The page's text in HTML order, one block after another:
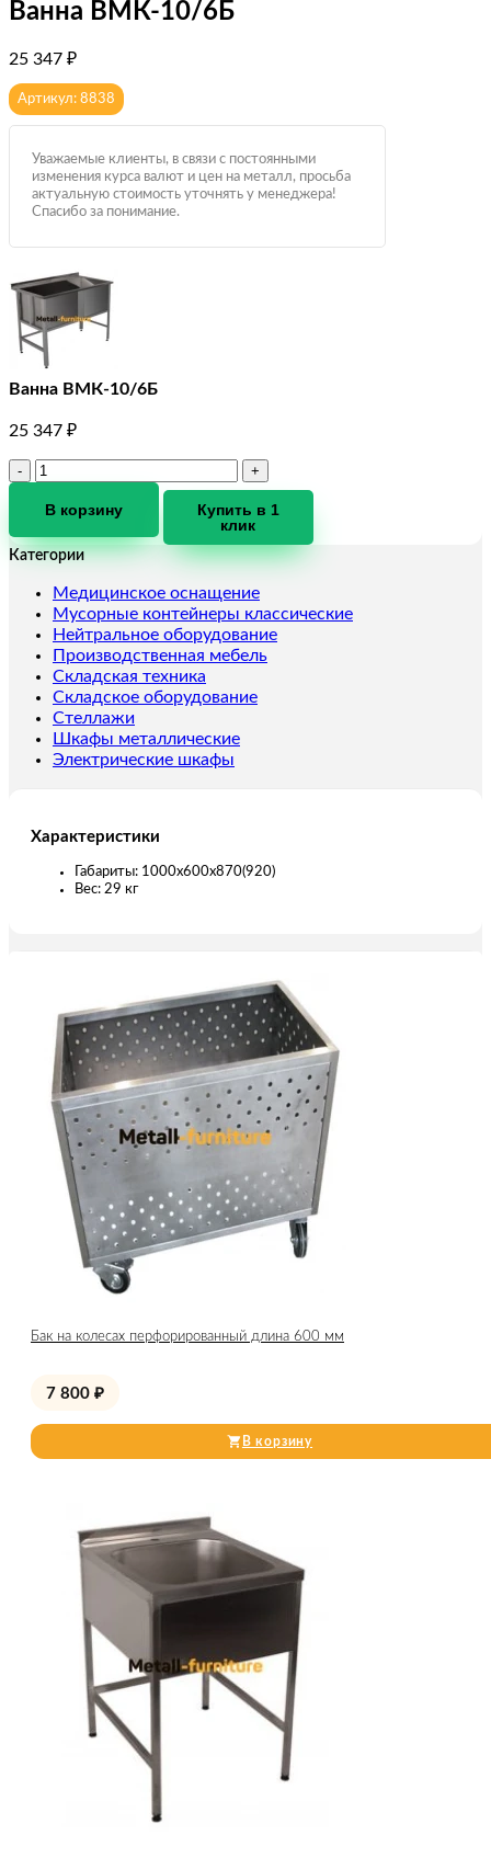
Ванна ВМК-10/6Б
25 347 ₽
Артикул: 8838
Уважаемые клиенты, в связи с постоянными
изменения курса валют и цен на металл, просьба
актуальную стоимость уточнять у менеджера!
Спасибо за понимание.
Ванна ВМК-10/6Б
25 347 ₽
Количество
Ванна
В корзину
Купить в 1
клик
Категории
Медицинское оснащение
Мусорные контейнеры классические
Нейтральное оборудование
Производственная мебель
Складская техника
Складское оборудование
Стеллажи
Шкафы металлические
Электрические шкафы
Характеристики
Габариты: 1000х600х870(920)
Вес: 29 кг
Бак на колесах перфорированный длина 600 мм
7 800 ₽
В корзину